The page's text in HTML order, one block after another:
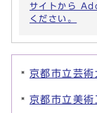
サイトから
ください。
京都市立芸術
京都市立美